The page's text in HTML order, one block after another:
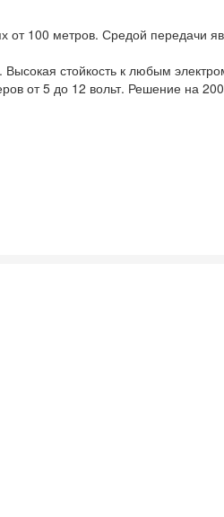
100 метров. Средой передачи
стойкость к любым
от 5 до 12 вольт. Решение на